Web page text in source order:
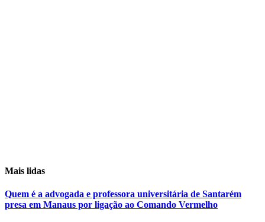
Mais lidas
Quem é a advogada e professora universitária de Santarém
presa em Manaus por ligação ao Comando Vermelho